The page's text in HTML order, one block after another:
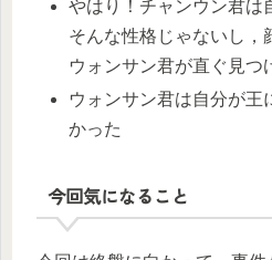
やはり！チャンウン君は
そんな性格じゃないし，
ウォンサン君が直ぐ見つ
ウォンサン君は自分が王
かった
今回気になること